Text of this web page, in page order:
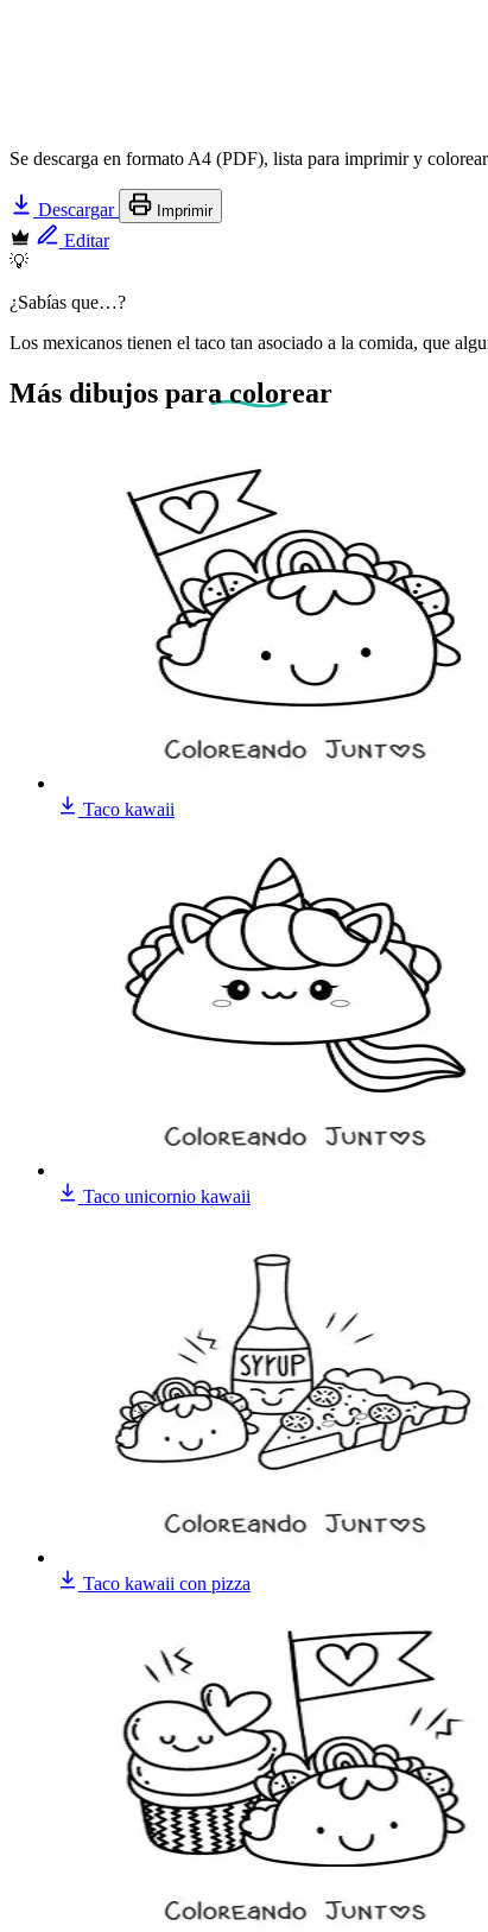
Se descarga en formato A4 (PDF), lista para imprimir y
Descargar Imprimir
Editar
💡
¿Sabías que…?
Los mexicanos tienen el taco tan asociado a la comida, que
Más dibujos para colorear
Taco kawaii
Taco unicornio kawaii
Taco kawaii con pizza